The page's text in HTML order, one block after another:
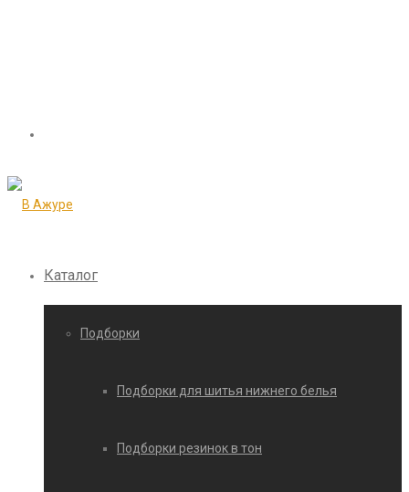
Каталог
Подборки
Подборки для шитья нижнего белья
Подборки резинок в тон